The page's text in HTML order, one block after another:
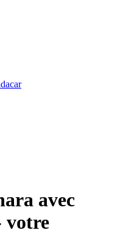
avec
votre